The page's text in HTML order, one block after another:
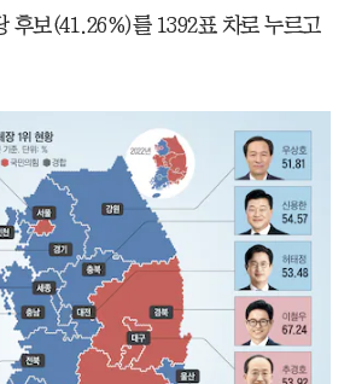
후보(41.26%)를 1392표 차로 누르고